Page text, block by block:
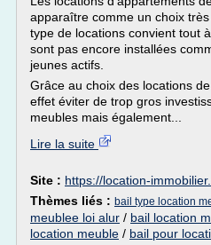
apparaître comme un choix
type de locations convient tout
sont pas encore installées
jeunes actifs.
Grâce au choix des locations
effet éviter de trop gros
meubles mais également...
Lire la suite
Site : https://location-
Thèmes liés : bail type location
meublee loi alur / bail location
location meuble / bail pour